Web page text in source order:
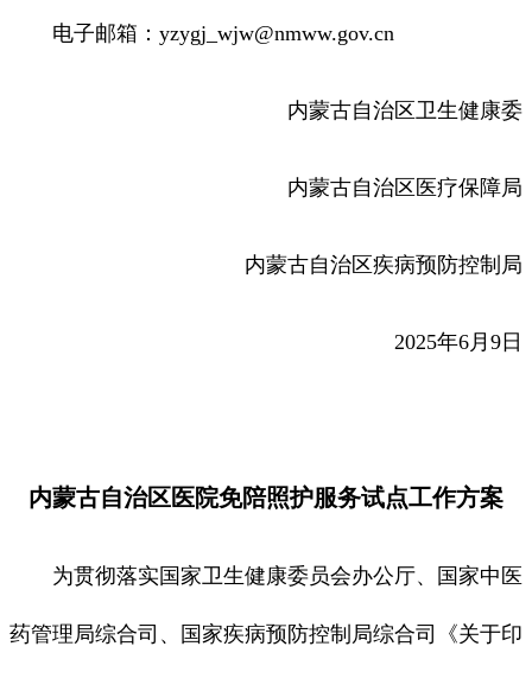
电子邮箱：yzygj_wjw@nmww.gov.cn
内蒙古自治区卫生健康委
内蒙古自治区医疗保障局
内蒙古自治区疾病预防控制局
2025年6月9日
内蒙古自治区医院免陪照护服务试点工作方案
为贯彻落实国家卫生健康委员会办公厅、国家中医
药管理局综合司、国家疾病预防控制局综合司《关于印